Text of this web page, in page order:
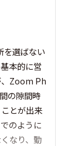
選ばない
本的に営
、Zoom Ph
の隙間時
とが出来
のように
なり、勤